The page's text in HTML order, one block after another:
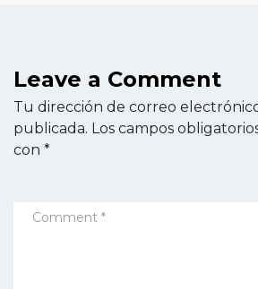
Leave a Comment
Tu dirección de correo
publicada. Los campos
con *